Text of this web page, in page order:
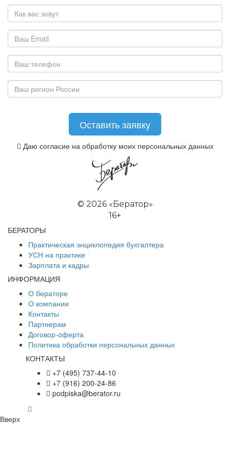
Даю согласие на обработку моих персональных данных
© 2026 «Бератор»
16+
БЕРАТОРЫ
Практическая энциклопедия бухгалтера
УСН на практике
Зарплата и кадры
ИНФОРМАЦИЯ
О бераторе
О компании
Контакты
Партнерам
Договор-оферта
Политика обработки персональных данных
КОНТАКТЫ
+7 (495) 737-44-10
+7 (916) 200-24-86
podpiska@berator.ru
Вверх